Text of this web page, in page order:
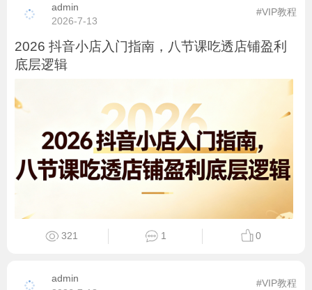
admin
2026-7-13
#VIP教程
2026 抖音小店入门指南，八节课吃透店铺盈利
底层逻辑
321 1 0
admin
#VIP教程